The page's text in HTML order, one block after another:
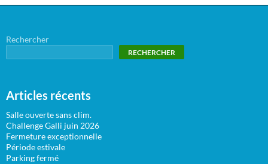
Rechercher
RECHERCHER
Articles récents
Salle ouverte sans clim.
Challenge Galli juin 2026
Fermeture exceptionnelle
Période estivale
Parking fermé